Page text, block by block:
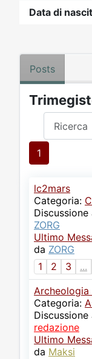
Data di
Posts
1
lc2mars
Categoria:
ZORG
Ultimo
da ZORG
1
2 3 ...
Archeologia
Categoria:
redazione
Ultimo
da Maksi